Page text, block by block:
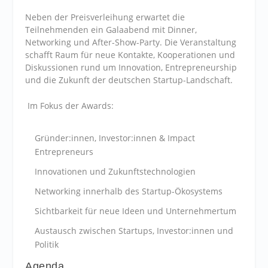
Neben der Preisverleihung erwartet die
Teilnehmenden ein Galaabend mit Dinner,
Networking und After-Show-Party. Die Veranstaltung
schafft Raum für neue Kontakte, Kooperationen und
Diskussionen rund um Innovation, Entrepreneurship
und die Zukunft der deutschen Startup-Landschaft.
Im Fokus der Awards:
Gründer:innen, Investor:innen & Impact
Entrepreneurs
Innovationen und Zukunftstechnologien
Networking innerhalb des Startup-Ökosystems
Sichtbarkeit für neue Ideen und Unternehmertum
Austausch zwischen Startups, Investor:innen und
Politik